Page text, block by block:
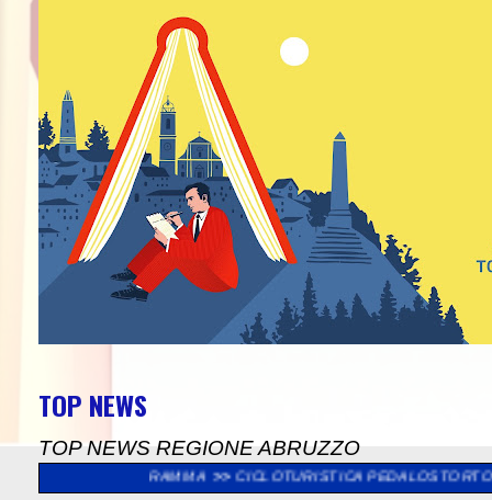
TOP NEWS
TOP NEWS REGIONE ABRUZZO
CICLOTURISTICA PEDALOSTORTO: DOMENICA 9